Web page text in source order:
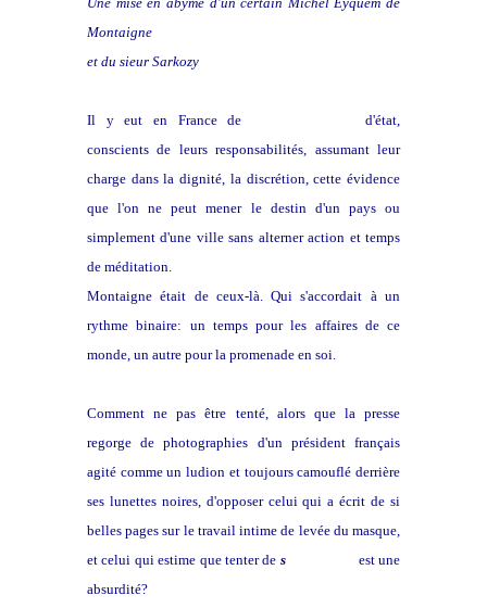
Montaigne
et du sieur Sarkozy
Il y eut en France de
d'état,
conscients de leurs responsabilités, assumant leur
charge dans la dignité, la discrétion, cette évidence
que l'on ne peut mener le destin d'un pays ou
simplement d'une ville sans alterner action et temps
de méditation.
Montaigne était de ceux-là. Qui s'accordait à un
rythme binaire: un temps pour les affaires de ce
monde, un autre pour la promenade en soi.
Comment ne pas être tenté, alors que la presse
regorge de photographies d'un président français
agité comme un ludion et toujours camouflé derrière
ses lunettes noires, d'opposer celui qui a écrit de si
belles pages sur le travail intime de levée du masque
et celui qui estime que tenter de se connaître
est une
absurdité?